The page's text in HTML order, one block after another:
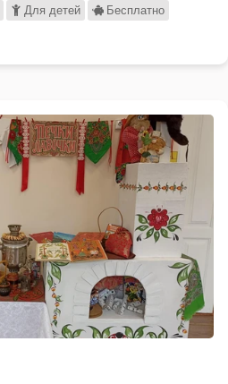
Для детей
Бесплатно